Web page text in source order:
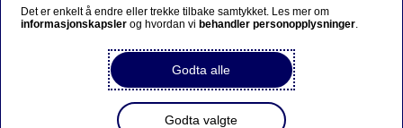
Det er enkelt å endre eller trekke tilbake samtykket. Les mer om
informasjonskapsler og hvordan vi behandler personopplysninger.
Godta alle
Godta valgte